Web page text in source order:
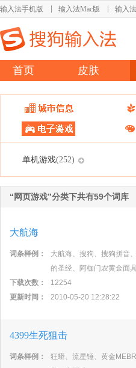
输入法手机版 输入法Mac版 输入
首页 皮肤
单机游戏(252)
“网页游戏”分类下共有59个词库
大航海
词条样例：
大航海、搜狗、搜狗拼音
的圣经、阿枷门农黄金面
下载次数：
12254
更新时间：
2010-05-20 12:28:22
4399生死狙击
词条样例：
狂蟒、流星锤、黄金